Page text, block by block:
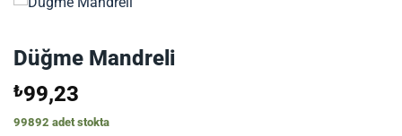
Düğme Mandreli
₺99,23
99892 adet stokta